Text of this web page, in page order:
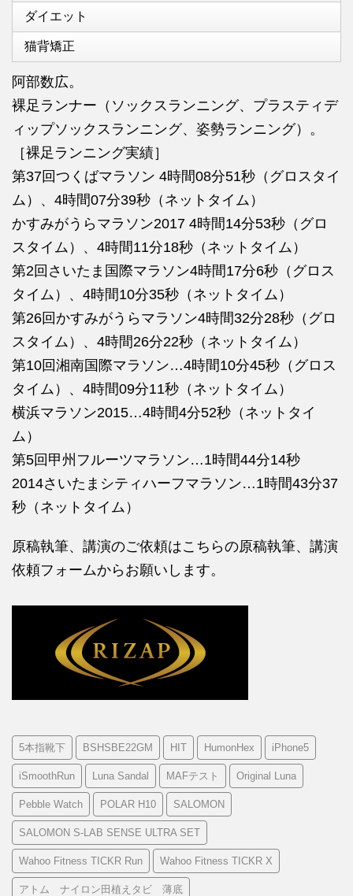
ダイエット
猫背矯正
阿部数広。
裸足ランナー（ソックスランニング、プラスティデ
ィップソックスランニング、姿勢ランニング）。
［裸足ランニング実績］
第37回つくばマラソン 4時間08分51秒（グロスタイ
ム）、4時間07分39秒（ネットタイム）
かすみがうらマラソン2017 4時間14分53秒（グロ
スタイム）、4時間11分18秒（ネットタイム）
第2回さいたま国際マラソン4時間17分6秒（グロス
タイム）、4時間10分35秒（ネットタイム）
第26回かすみがうらマラソン4時間32分28秒（グロ
スタイム）、4時間26分22秒（ネットタイム）
第10回湘南国際マラソン…4時間10分45秒（グロス
タイム）、4時間09分11秒（ネットタイム）
横浜マラソン2015…4時間4分52秒（ネットタイ
ム）
第5回甲州フルーツマラソン…1時間44分14秒
2014さいたまシティハーフマラソン…1時間43分37
秒（ネットタイム）
原稿執筆、講演のご依頼はこちらの原稿執筆、講演
依頼フォームからお願いします。
5本指靴下 BSHSBE22GM HIT HumonHex iPhone5
iSmoothRun Luna Sandal MAFテスト Original Luna
Pebble Watch POLAR H10 SALOMON
SALOMON S-LAB SENSE ULTRA SET
Wahoo Fitness TICKR Run Wahoo Fitness TICKR X
アトム ナイロン田植えタビ 薄底